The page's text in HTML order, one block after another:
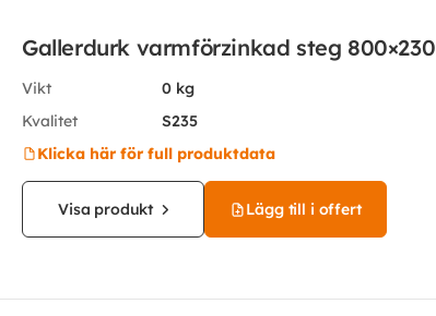
Gallerdurk varmförzinkad steg 800×230
Vikt
0 kg
Kvalitet
S235
Klicka här för full produktdata
Visa produkt Lägg till i offert